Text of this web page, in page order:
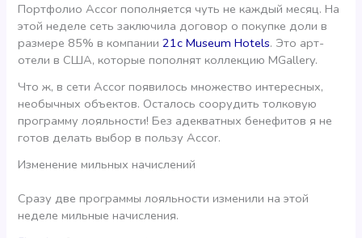
Портфолио Accor пополняется чуть не каждый месяц. На
этой неделе сеть заключила договор о покупке доли в
размере 85% в компании21c Museum Hotels. Это арт-
отели в США, которые пополнят коллекцию MGallery.
Что ж, в сети Accor появилось множество интересных,
необычных объектов. Осталось соорудить толковую
программу лояльности! Без адекватных бенефитов я не
готов делать выбор в пользу Accor.
Изменение мильных начислений
Сразу две программы лояльности изменили на этой
неделе мильные начисления.